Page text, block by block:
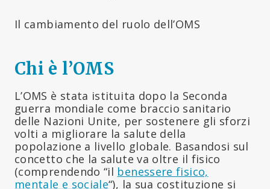
Il cambiamento del ruolo dell’OMS
Chi è l’OMS
L’OMS è stata istituita dopo la Seconda
guerra mondiale come braccio sanitario
delle Nazioni Unite, per sostenere gli sforzi
volti a migliorare la salute della
popolazione a livello globale. Basandosi sul
concetto che la salute va oltre il fisico
(comprendendo “il benessere fisico,
mentale e sociale“), la sua costituzione si